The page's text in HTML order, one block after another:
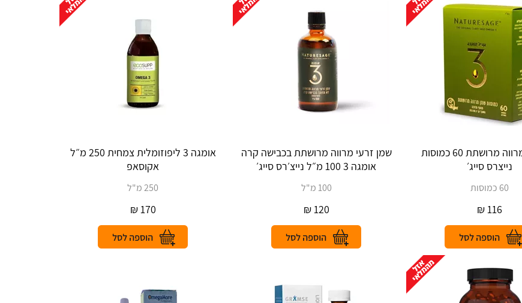
נייצרס סייג׳
60 כמוסות
116
₪
‎שמן זרעי מרווה מרושתת בכבישה קרה
אומגה 3 100 מ״ל נייצ׳רס סייג׳
100 מ"ל
120
₪
אומגה 3 ליפוזומלית צמחית 250 מ״ל
אקוסאפ
250 מ"ל
170
₪